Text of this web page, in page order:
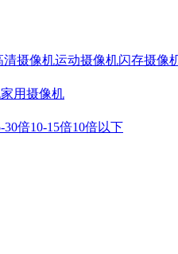
清摄像机运动摄像机闪存摄像
家用摄像机
30倍10-15倍10倍以下